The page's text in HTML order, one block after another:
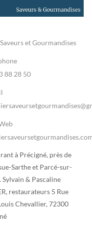
et Gourmandises
88 28 50
à Précigné, près de
Sarthe et Parcé-sur-
Sylvain & Pascaline
restaurateurs 5 Rue
Chevallier, 72300